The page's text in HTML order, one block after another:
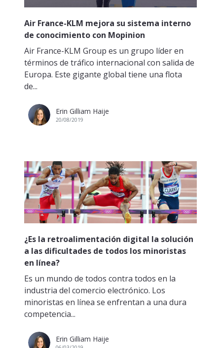
Air France-KLM mejora su sistema interno
de conocimiento con Mopinion
Air France-KLM Group es un grupo líder en
términos de tráfico internacional con salida de
Europa. Este gigante global tiene una flota
de...
Erin Gilliam Haije
20/08/2019
¿Es la retroalimentación digital la solución
a las dificultades de todos los minoristas
en línea?
Es un mundo de todos contra todos en la
industria del comercio electrónico. Los
minoristas en línea se enfrentan a una dura
competencia...
Erin Gilliam Haije